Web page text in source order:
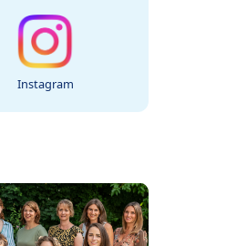
Instagram